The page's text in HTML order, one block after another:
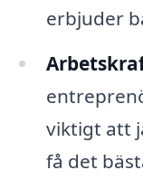
erbjuder
viktigt att
få det